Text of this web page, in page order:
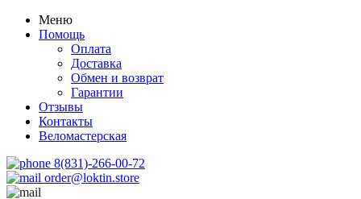
Меню
Помощь
Оплата
Доставка
Обмен и возврат
Гарантии
Отзывы
Контакты
Веломастерская
8(831)-266-00-72
order@loktin.store